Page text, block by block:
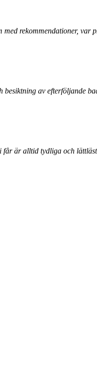
rekommendationer, var
besiktning av efterföljande
är alltid tydliga och